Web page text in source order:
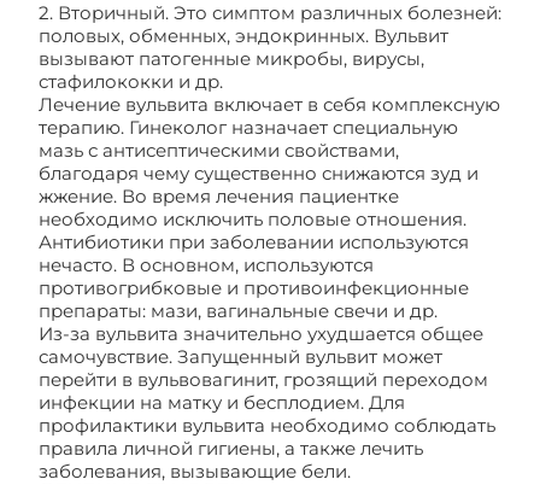
2. Вторичный. Это симптом различных болезней:
половых, обменных, эндокринных. Вульвит
вызывают патогенные микробы, вирусы,
стафилококки и др.
Лечение вульвита включает в себя комплексную
терапию. Гинеколог назначает специальную
мазь с антисептическими свойствами,
благодаря чему существенно снижаются зуд и
жжение. Во время лечения пациентке
необходимо исключить половые отношения.
Антибиотики при заболевании используются
нечасто. В основном, используются
противогрибковые и противоинфекционные
препараты: мази, вагинальные свечи и др.
Из-за вульвита значительно ухудшается общее
самочувствие. Запущенный вульвит может
перейти в вульвовагинит, грозящий переходом
инфекции на матку и бесплодием. Для
профилактики вульвита необходимо соблюдать
правила личной гигиены, а также лечить
заболевания, вызывающие бели.